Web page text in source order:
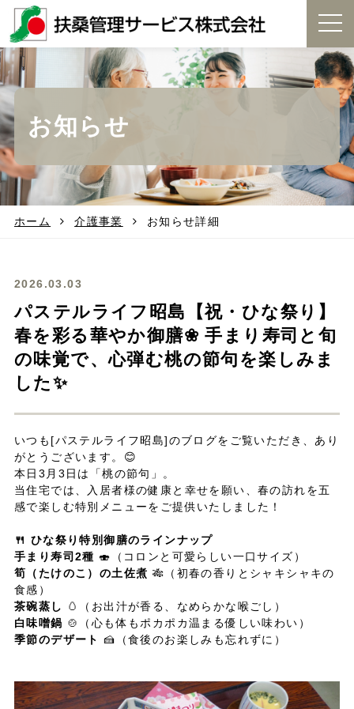
t
g
g
l
i
g
a
お知らせ
ホーム 介護事業 お知らせ詳細
2026.03.03
パステルライフ昭島【祝・ひな祭り】
春を彩る華やか御膳❀ 手まり寿司と旬
の味覚で、心弾む桃の節句を楽しみま
した✨
いつも[パステルライフ昭島]のブログをご覧いただき、あり
がとうございます。😊
本日3月3日は「桃の節句」。
当住宅では、入居者様の健康と幸せを願い、春の訪れを五
感で楽しむ特別メニューをご提供いたしました！
🍴 ひな祭り特別御膳のラインナップ
手まり寿司2種 🍣（コロンと可愛らしい一口サイズ）
筍（たけのこ）の土佐煮 🎋（初春の香りとシャキシャキの
食感）
茶碗蒸し
🥚（お出汁が香る、なめらかな喉ごし）
白味噌鍋 🍲（心も体もポカポカ温まる優しい味わい）
季節のデザート 🍰（食後のお楽しみも忘れずに）